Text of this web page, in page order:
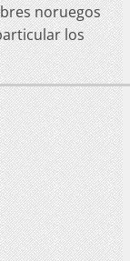
noruegos
los